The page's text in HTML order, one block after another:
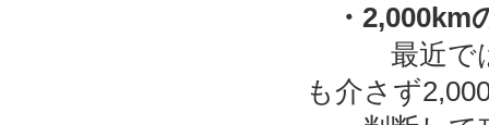
・2,000km
最近で
も介さず